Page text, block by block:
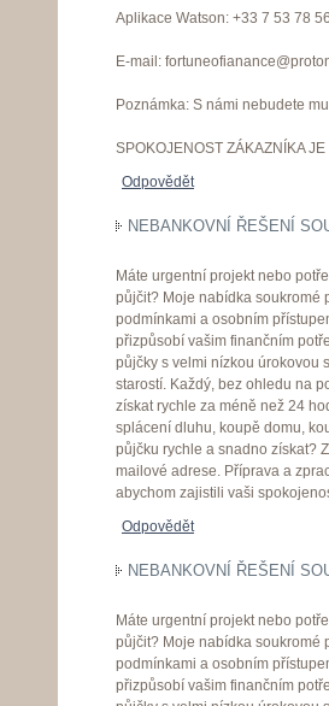
Aplikace Watson: +33 7 53 78
E-mail:
Poznámka: S námi nebudete
SPOKOJENOST ZÁKAZNÍKA
Odpovědět
NEBANKOVNÍ ŘEŠENÍ
Máte urgentní projekt nebo
půjčit? Moje nabídka soukromé
podmínkami a osobním
přizpůsobí vašim finančním
půjčky s velmi nízkou úrokovou
starostí. Každý, bez ohledu na
získat rychle za méně než 24
splácení dluhu, koupě domu,
půjčku rychle a snadno získat?
mailové adrese. Příprava a
abychom zajistili vaši
Odpovědět
NEBANKOVNÍ ŘEŠENÍ
Máte urgentní projekt nebo
půjčit? Moje nabídka soukromé
podmínkami a osobním
přizpůsobí vašim finančním